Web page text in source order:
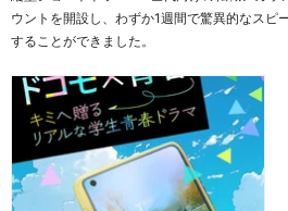
ウントを開設し、わずか1週間で驚異的なス
することができました。